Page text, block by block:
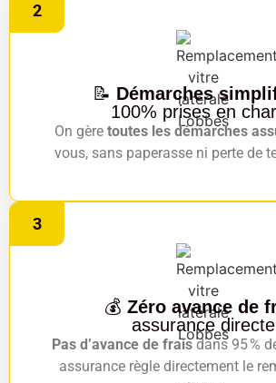
2
📝 Démarches
100% prises en
On gère toutes les démarches
vous, sans paperasse ni perte de
3
💰 Zéro avance de
assurance directe
Pas d’avance de fraisdans 95 %
assurance règle directement le